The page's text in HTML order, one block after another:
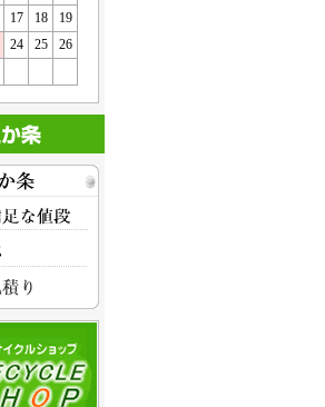
17 18
19
24 25
26